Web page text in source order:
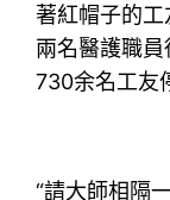
著紅帽子的工
兩名醫護職
730余名工友
“請大師相隔